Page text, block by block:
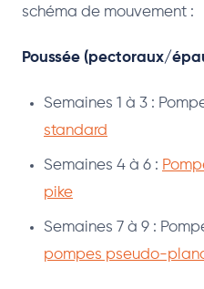
schéma de mouvement :
Poussée (pectoraux/
Semaines 1 à 3 :
standard
Semaines 4 à 6 :
pike
Semaines 7 à 9 :
pompes pseudo-